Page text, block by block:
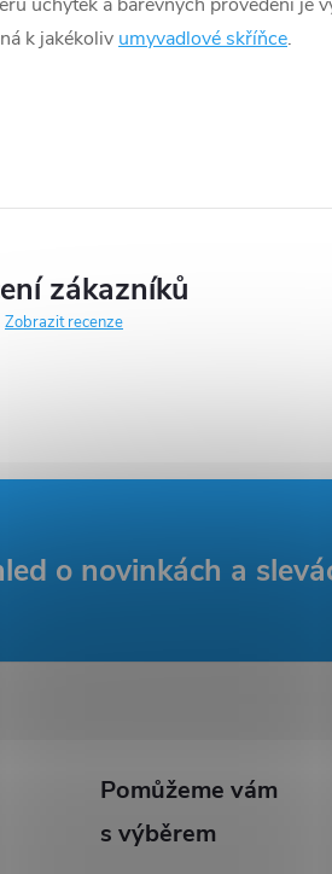
úchytek a barevných provedení je
k jakékolivumyvadlové skříňce.
zákazníků
Zobrazit recenze
o novinkách a